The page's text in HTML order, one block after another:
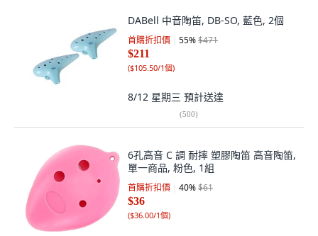
DABell 中音陶笛, DB-SO, 藍色, 2個
首購折扣價 55%$471
$211
($105.50/1個)
8/12 星期三 預計送達
(500)
6孔高音 C 調 耐摔 塑膠陶笛 高音陶笛,
單一商品, 粉色, 1組
首購折扣價 40%$61
$36
($36.00/1個)